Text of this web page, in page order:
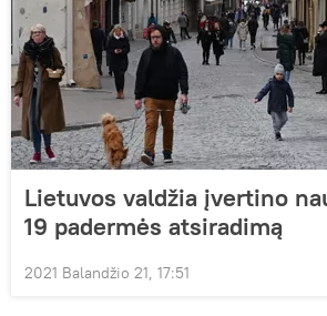
Lietuvos valdžia įvertino
19 padermės atsiradimą
2021 Balandžio 21, 17:51